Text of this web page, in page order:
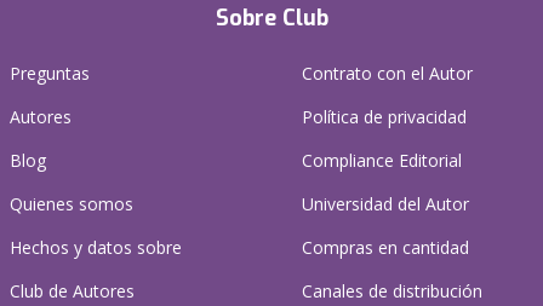
Sobre Club
Preguntas
Autores
Blog
Quienes somos
Hechos y datos sobre
Club de Autores
Contrato con el Autor
Política de privacidad
Compliance Editorial
Universidad del Autor
Compras en cantidad
Canales de distribución